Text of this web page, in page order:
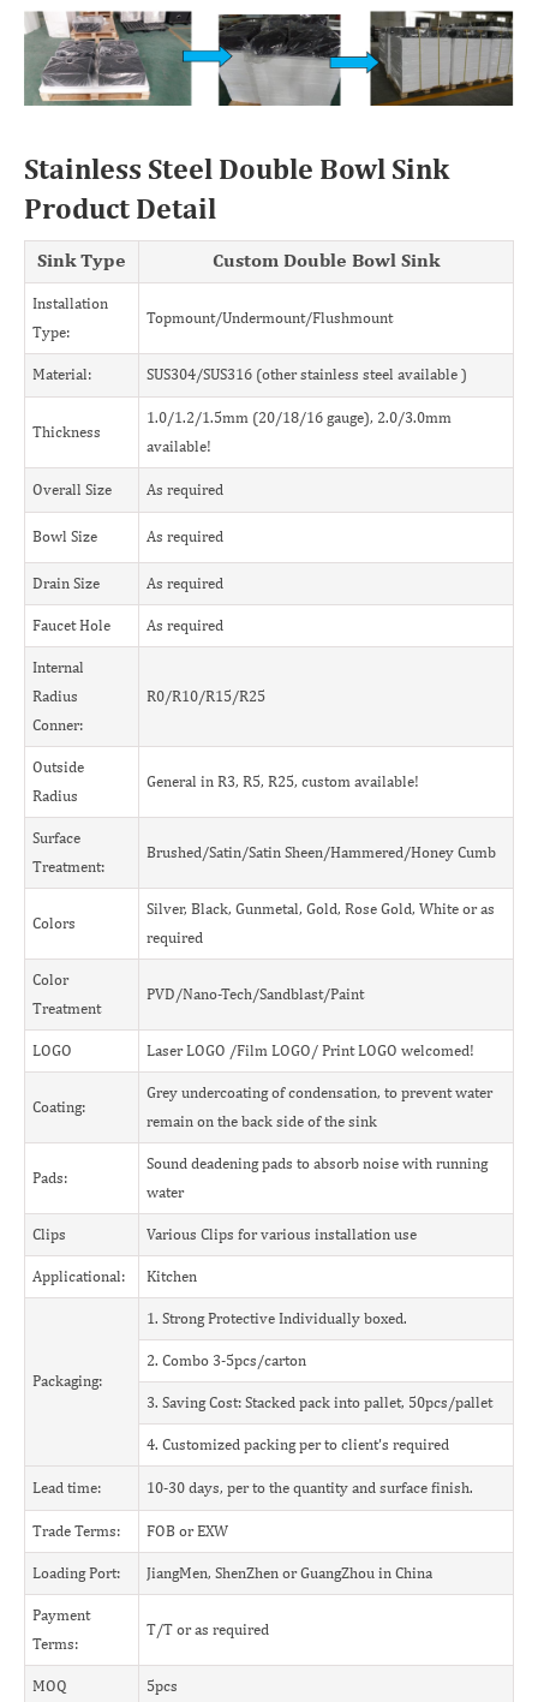
Stainless Steel Double Bowl Sink
Product Detail
Sink Type Custom Double Bowl Sink
Installation
Type:
Topmount/Undermount/Flushmount
Material: SUS304/SUS316 (other stainless steel available )
Thickness
1.0/1.2/1.5mm (20/18/16 gauge), 2.0/3.0mm
available!
Overall Size As required
Bowl Size As required
Drain Size As required
Faucet Hole As required
Internal
Radius
Conner:
R0/R10/R15/R25
Outside
Radius
General in R3, R5, R25, custom available!
Surface
Treatment:
Brushed/Satin/Satin Sheen/Hammered/Honey Cumb
Colors
Silver, Black, Gunmetal, Gold, Rose Gold, White or as
required
Color
Treatment
PVD/Nano-Tech/Sandblast/Paint
LOGO Laser LOGO /Film LOGO/ Print LOGO welcomed!
Coating:
Grey undercoating of condensation, to prevent water
remain on the back side of the sink
Pads:
Sound deadening pads to absorb noise with running
water
Clips Various Clips for various installation use
Applicational: Kitchen
Packaging:
1. Strong Protective Individually boxed.
2. Combo 3-5pcs/carton
3. Saving Cost: Stacked pack into pallet, 50pcs/pallet
4. Customized packing per to client's required
Lead time: 10-30 days, per to the quantity and surface finish.
Trade Terms: FOB or EXW
Loading Port: JiangMen, ShenZhen or GuangZhou in China
Payment
Terms:
T/T or as required
MOQ 5pcs